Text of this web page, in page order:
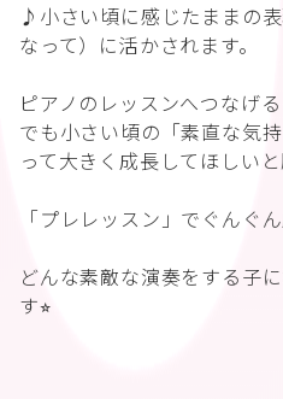
♪小さい頃に感じたままの
なって）に活かされます。
ピアノのレッスンへつなげ
でも小さい頃の「素直な気
って大きく成長してほしい
「プレレッスン」でぐんぐん
どんな素敵な演奏をする子
す⭐︎